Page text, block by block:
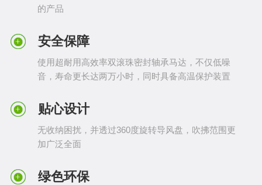
的产品
安全保障
使用超耐用高效率双滚珠密封轴承马达，不仅低噪
音，寿命更长达两万小时，同时具备高温保护装置
贴心设计
无收纳困扰，并透过360度旋转导风盘，吹拂范围更
加广泛全面
绿色环保